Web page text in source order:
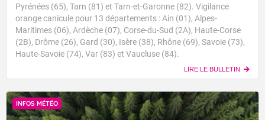
Pyrénées (65), Tarn (81) et Tarn-et-Garonne (82). Vigilance
orange canicule pour 13 départements : Ain (01), Alpes-
Maritimes (06), Ardèche (07), Corse-du-Sud (2A), Haute-Corse
(2B), Drôme (26), Gard (30), Isère (38), Rhône (69), Savoie (73),
Haute-Savoie (74), Var (83) et Vaucluse (84).
LIRE LE BULLETIN
INFOS MÉTÉO